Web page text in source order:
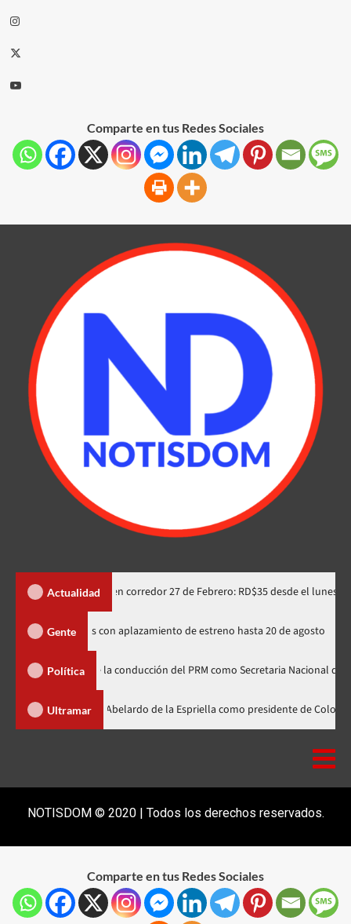
Comparte en tus Redes Sociales
Actualidad
integrada en corredor 27 de Febrero: RD$35 desde el lunes
Gente
de Spider-Man indignados con aplazamiento de estreno hasta 20 de
Política
línea de la conducción del PRM como Secretaria Nacional de
Ultramar
participa en la investidura de Abelardo de la Espriella como
NOTISDOM © 2020 | Todos los derechos reservados.
Comparte en tus Redes Sociales